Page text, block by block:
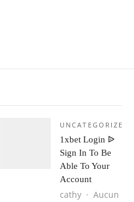
UNCATEGORIZED
1xbet Login ᐉ
Sign In To Be
Able To Your
Account
cathy
Aucun